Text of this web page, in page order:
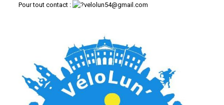
Pour tout contact : velolun54@gmail.com